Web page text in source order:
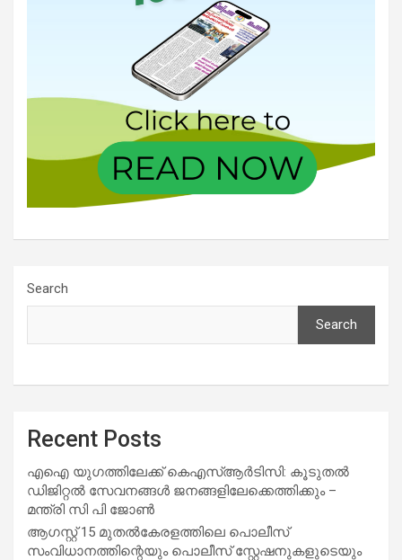
Search
Search
Recent Posts
എഐ യുഗത്തിലേക്ക് കെഎസ്ആർടിസി: കൂടുതൽ
ഡിജിറ്റൽ സേവനങ്ങൾ ജനങ്ങളിലേക്കെത്തിക്കും –
മന്ത്രി സി പി ജോൺ
ആഗസ്റ്റ് 15 മുതല്‍കേരളത്തിലെ പൊലീസ്
സംവിധാനത്തിന്റെയും പൊലീസ് സ്റ്റേഷനുകളുടെയും